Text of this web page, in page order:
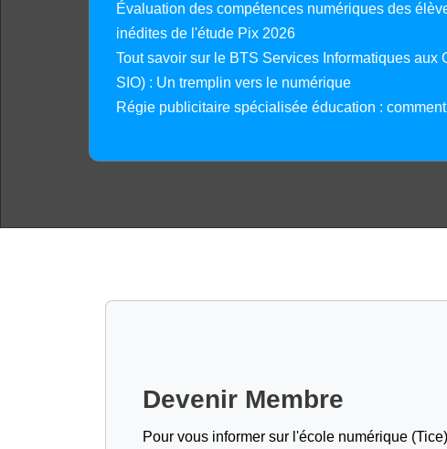
Évaluation des compétences numériques des
inédites de l'étude Pix 2026
Tout savoir sur le BTS Services Informatiques aux
SIO) : Un tremplin vers le numérique
Régie publicitaire spécialisée éducation :
Devenir Membre
Pour vous informer sur l'école numérique